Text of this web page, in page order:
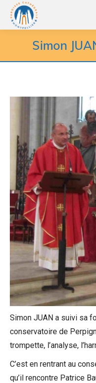
Simon
Simon JUAN a suivi sa
conservatoire de
trompette, l’analyse,
C’est en rentrant au
qu’il rencontre Patrice